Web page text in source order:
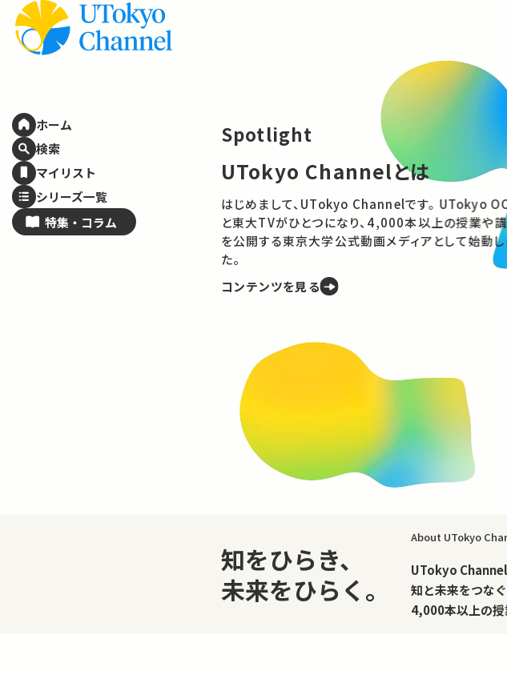
ホーム
検索
マイリスト
シリーズ一覧
特集・ コラム
Spotlight 特集
技術は、社会にどう向き合
——ELSI / RRIから考える
理のこれから
AIやロボット、エネルギー、宇宙開発。技術
に何をもたらすのでしょうか。具体的な事例
に、技術と社会の関係をさぐります。
知をひらき、
未来をひらく。
About UTokyo
UTokyo Channel
知と未来をつな
4,000本以上の授